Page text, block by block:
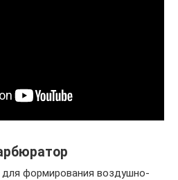
формирования воздушно-